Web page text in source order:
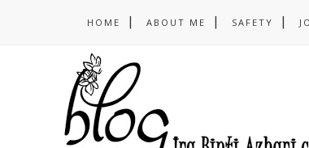
HOME ABOUT ME SAFETY